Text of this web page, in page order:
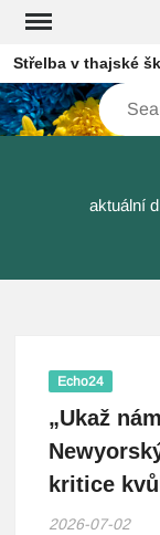
Skip
content
v thajské
Search
aktuální
Echo24
„Ukaž
kritice
2026-07-02